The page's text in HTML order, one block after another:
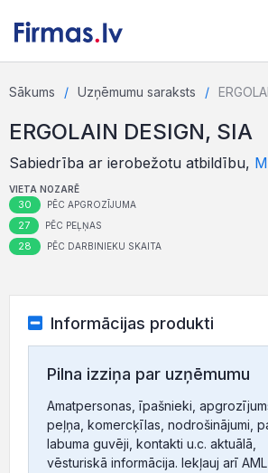
Sākums Uzņēmumu saraksts
ERGOLAIN DESIGN, SIA
Sabiedrība ar ierobežotu atbildību,
VIETA NOZARĒ
30 PĒC APGROZĪJUMA
27 PĒC PEĻŅAS
28 PĒC DARBINIEKU SKAITA
Informācijas produkti
Pilna izziņa par uzņēmumu
Amatpersonas, īpašnieki,
peļņa, komercķīlas, nodrošinājumi,
labuma guvēji, kontakti u.c. aktuālā,
vēsturiskā informācija. Iekļauj arī